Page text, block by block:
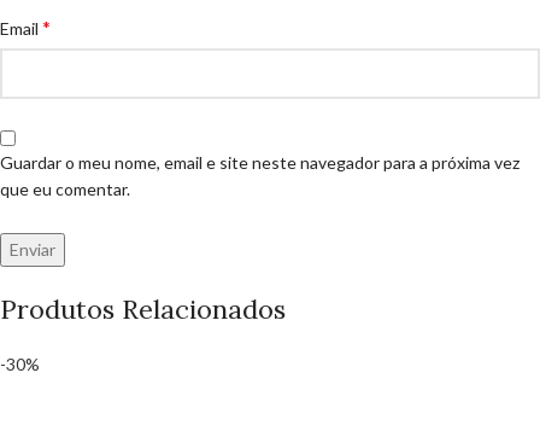
Email *
Guardar o meu nome, email e site neste navegador para a próxima vez
que eu comentar.
Produtos Relacionados
-30%